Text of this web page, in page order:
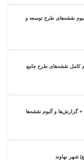
نقشه‌های طرح توسعه و
کامل نقشه‌های طرح جامع
گزارش‌ها و آلبوم نقشه‌ها
شهر نهاوند